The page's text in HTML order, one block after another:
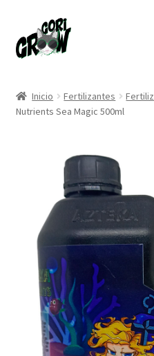
a
la
a
la
Inicio Fertilizantes
Nutrients Sea Magic 500ml